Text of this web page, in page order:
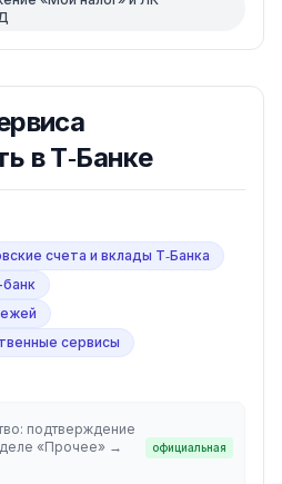
в Т‑Банке
счета и вклады Т‑Банка
сервисы
подтверждение
«Прочее» →
официальная